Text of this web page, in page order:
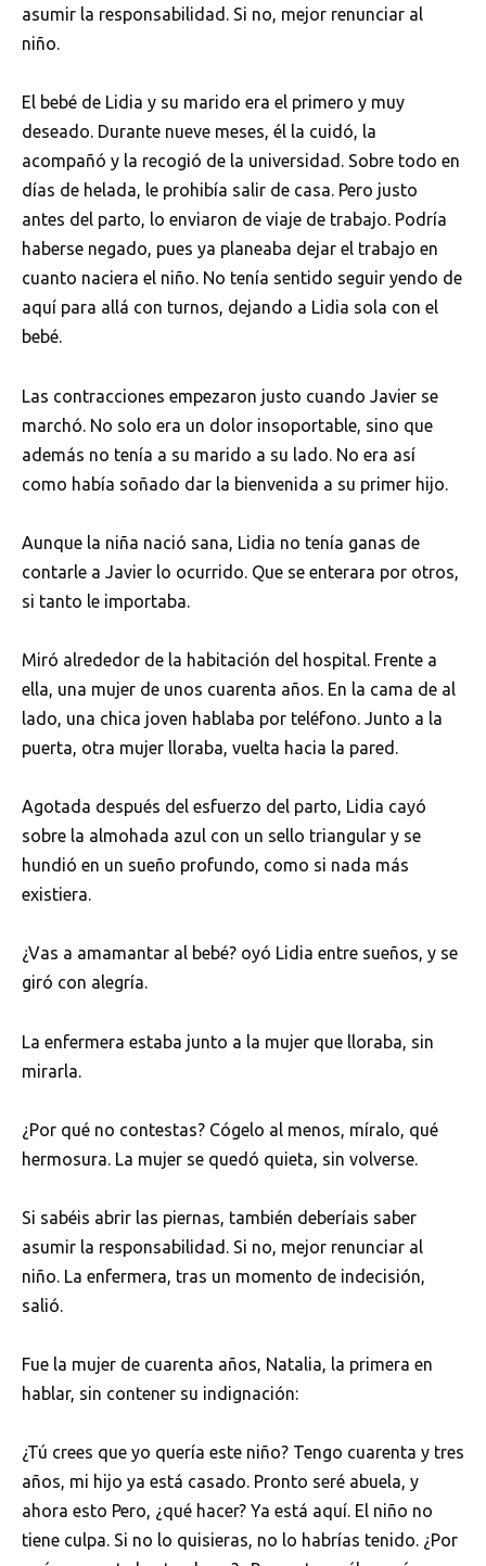
asumir la responsabilidad. Si no, mejor renunciar al
niño.
El bebé de Lidia y su marido era el primero y muy
deseado. Durante nueve meses, él la cuidó, la
acompañó y la recogió de la universidad. Sobre todo en
días de helada, le prohibía salir de casa. Pero justo
antes del parto, lo enviaron de viaje de trabajo. Podría
haberse negado, pues ya planeaba dejar el trabajo en
cuanto naciera el niño. No tenía sentido seguir yendo de
aquí para allá con turnos, dejando a Lidia sola con el
bebé.
Las contracciones empezaron justo cuando Javier se
marchó. No solo era un dolor insoportable, sino que
además no tenía a su marido a su lado. No era así
como había soñado dar la bienvenida a su primer hijo.
Aunque la niña nació sana, Lidia no tenía ganas de
contarle a Javier lo ocurrido. Que se enterara por otros,
si tanto le importaba.
Miró alrededor de la habitación del hospital. Frente a
ella, una mujer de unos cuarenta años. En la cama de al
lado, una chica joven hablaba por teléfono. Junto a la
puerta, otra mujer lloraba, vuelta hacia la pared.
Agotada después del esfuerzo del parto, Lidia cayó
sobre la almohada azul con un sello triangular y se
hundió en un sueño profundo, como si nada más
existiera.
¿Vas a amamantar al bebé? oyó Lidia entre sueños, y se
giró con alegría.
La enfermera estaba junto a la mujer que lloraba, sin
mirarla.
¿Por qué no contestas? Cógelo al menos, míralo, qué
hermosura. La mujer se quedó quieta, sin volverse.
Si sabéis abrir las piernas, también deberíais saber
asumir la responsabilidad. Si no, mejor renunciar al
niño. La enfermera, tras un momento de indecisión,
salió.
Fue la mujer de cuarenta años, Natalia, la primera en
hablar, sin contener su indignación:
¿Tú crees que yo quería este niño? Tengo cuarenta y tres
años, mi hijo ya está casado. Pronto seré abuela, y
ahora esto Pero, ¿qué hacer? Ya está aquí. El niño no
tiene culpa. Si no lo quisieras, no lo habrías tenido. ¿Por